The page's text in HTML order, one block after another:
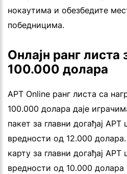
нокаутима и обезбедите
победницима.
Онлајн ранг листа
100.000 долара
APT Online ранг листа са
100.000 долара даје
пакет за главни догађај
вредности од 12.000
карту за главни догађај
вредности од 10.000